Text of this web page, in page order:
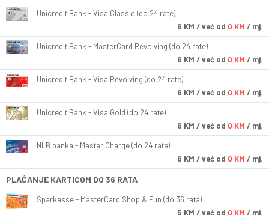
Unicredit Bank - Visa Classic (do 24 rate)
6 KM / već od 0 KM / mj.
Unicredit Bank - MasterCard Revolving (do 24 rate)
6 KM / već od 0 KM / mj.
Unicredit Bank - Visa Revolving (do 24 rate)
6 KM / već od 0 KM / mj.
Unicredit Bank - Visa Gold (do 24 rate)
6 KM / već od 0 KM / mj.
NLB banka - Master Charge (do 24 rate)
6 KM / već od 0 KM / mj.
PLAĆANJE KARTICOM DO 36 RATA
Sparkasse - MasterCard Shop & Fun (do 36 rata)
5 KM / već od 0 KM / mj.